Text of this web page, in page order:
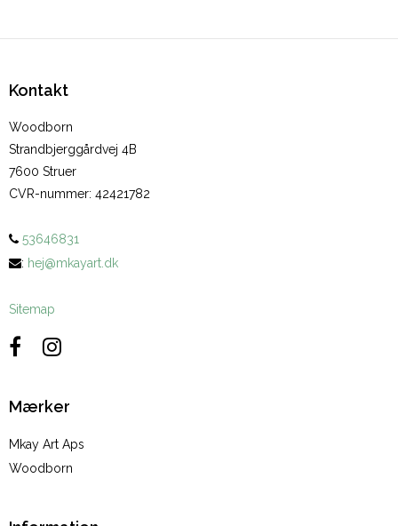
Kontakt
Woodborn
Strandbjerggårdvej 4B
7600 Struer
CVR-nummer: 42421782
53646831
: hej@mkayart.dk
Sitemap
Mærker
Mkay Art Aps
Woodborn